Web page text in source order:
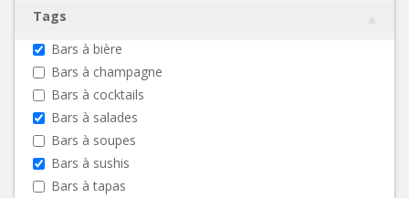
Tags
Bars à bière
Bars à champagne
Bars à cocktails
Bars à salades
Bars à soupes
Bars à sushis
Bars à tapas